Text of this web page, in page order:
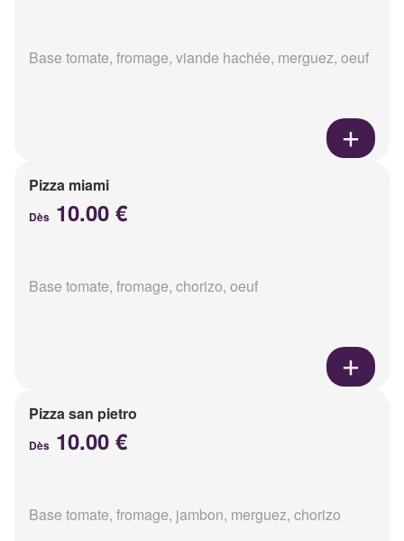
Base tomate, fromage, viande hachée, merguez, oeuf
Pizza miami
Dès 10.00 €
Base tomate, fromage, chorizo, oeuf
Pizza san pietro
Dès 10.00 €
Base tomate, fromage, jambon, merguez, chorizo